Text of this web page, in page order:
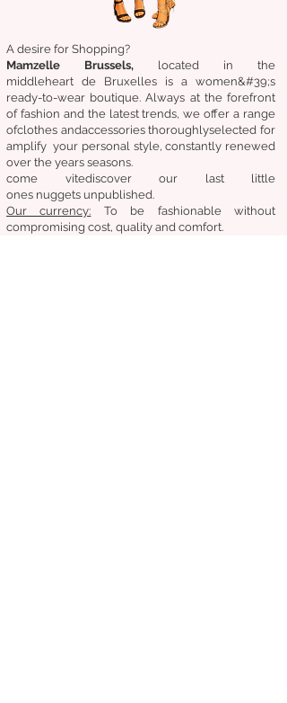
A desire for Shopping?
Mamzelle Brussels, located in the
middleheart de Bruxelles is a women&#39;s
ready-to-wear boutique. Always at the forefront
of fashion and the latest trends, we offer a range
ofclothes andaccessories thoroughlyselected for
amplify your personal style, constantly renewed
over the years seasons.
come vitediscoverour last little
ones nuggets unpublished.
Our currency:
To be fashionable without
compromising cost, quality and comfort.